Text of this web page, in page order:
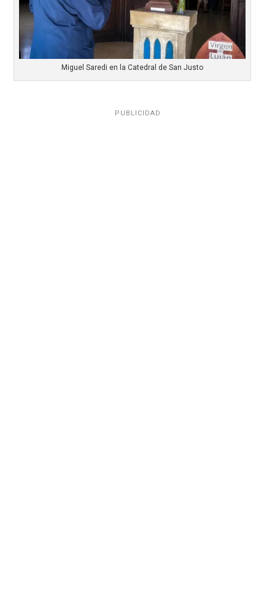
Miguel Saredi en la Catedral de San Justo
PUBLICIDAD